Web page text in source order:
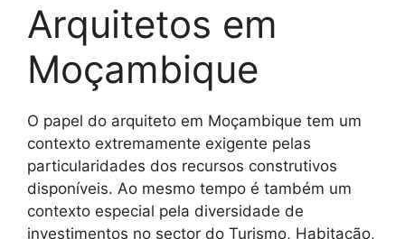
Arquitetos em
Moçambique
O papel do arquiteto em Moçambique tem um
contexto extremamente exigente pelas
particularidades dos recursos construtivos
disponíveis. Ao mesmo tempo é também um
contexto especial pela diversidade de
investimentos no sector do Turismo, Habitação,